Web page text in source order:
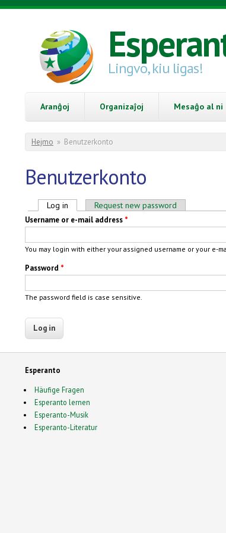
Skip to main content
Lingvo, kiu ligas!
Aranĝoj Organizaĵoj Mesaĝo al ni
You are here
Hejmo » Benutzerkonto
Benutzerkonto
Primary tabs
Log in (active tab)Request new password
Username or e-mail address *
You may login with either your assigned username or your e-
Password *
The password field is case sensitive.
Esperanto
Häufige Fragen
Esperanto lernen
Esperanto-Musik
Esperanto-Literatur